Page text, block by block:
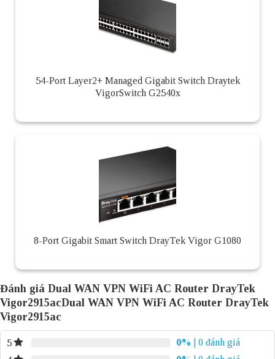
54-Port Layer2+ Managed Gigabit Switch Draytek
VigorSwitch G2540x
8-Port Gigabit Smart Switch DrayTek Vigor G1080
Đánh giá Dual WAN VPN WiFi AC Router DrayTek
Vigor2915acDual WAN VPN WiFi AC Router DrayTek
Vigor2915ac
5 0%
| 0 đánh giá